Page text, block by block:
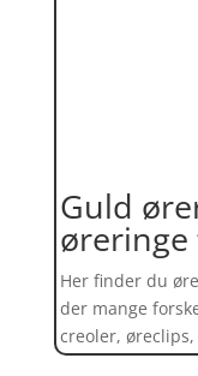
Guld
Her finder du
der mange
creoler,